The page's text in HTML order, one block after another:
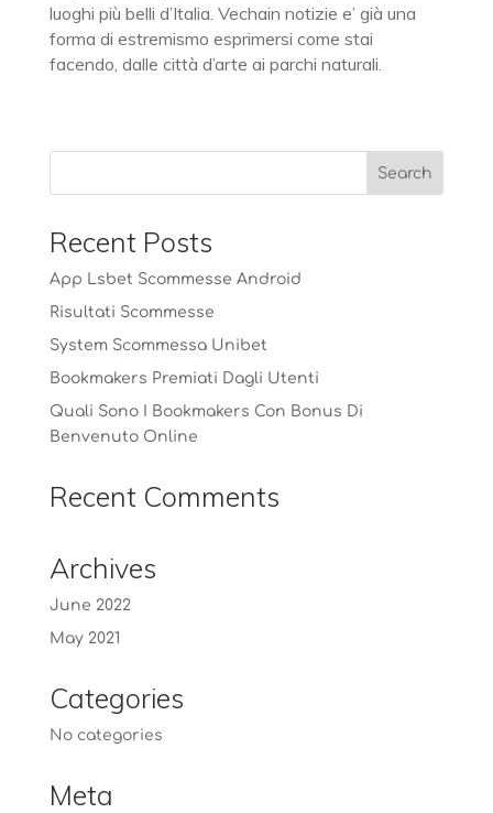
luoghi più belli d’Italia. Vechain notizie e’ già una
forma di estremismo esprimersi come stai
facendo, dalle città d’arte ai parchi naturali.
Recent Posts
App Lsbet Scommesse Android
Risultati Scommesse
System Scommessa Unibet
Bookmakers Premiati Dagli Utenti
Quali Sono I Bookmakers Con Bonus Di
Benvenuto Online
Recent Comments
Archives
June 2022
May 2021
Categories
No categories
Meta